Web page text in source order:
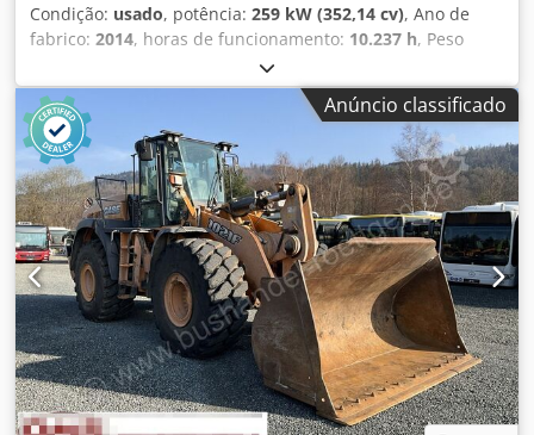
Condição: usado, potência: 259 kW (352,14 cv), Ano de
fabrico: 2014, horas de funcionamento: 10.237 h, Peso
vazio: 27.024 kg Entre em contato com Emal Jaweed para
mais informações. Carregadeira de rodas / Wheel Loader,
Case 1121F, ano de fabricação 2014, horas de operação:
10.237 h, comprimento: 8.960 mm, largura: 2.990 mm,
altura: 3.570 mm, peso bruto máximo autorizado: 27.024
kg, motor: Case, potência do motor: 239 kW, ar-
condicionado, balança, hidráulica auxiliar, câmera de ré,
lubrificação automática, dimensões da concha:
comprimento: 1.800 mm, largura: 3.000 mm, altura: 1.750
mm, vídeo disponível. Outros: * Oferecemos mais de 200
unidades à venda. * Nossa localização está a 30 km ao
norte do aeroporto de Frankfurt/M. * Financiamento e
leasing disponíveis. * Especialista em transporte e
exportação mundial. * Não nos responsabilizamos por
erros de impressão e digitação. Cjdoyn Nfwepfx Ag Seha *
Anúncio classificado